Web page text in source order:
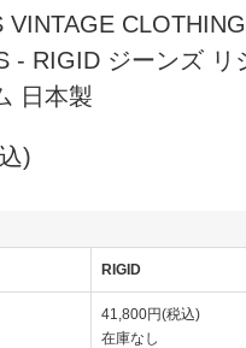
VINTAGE
- RIGID ジーンズ リ
日本製
)
RIGID
41,800円(税込)
在庫なし